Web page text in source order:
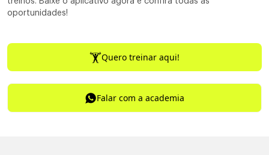
oportunidades!
Quero treinar aqui!
Falar com a academia